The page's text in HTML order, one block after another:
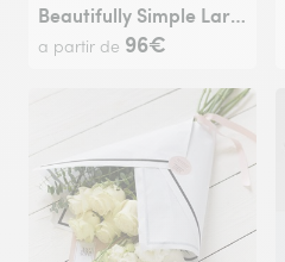
Beautifully Simple Large Pink Flower Wrap.
a partir de 96€